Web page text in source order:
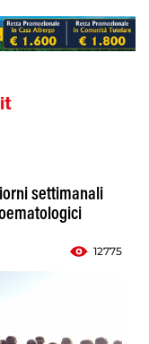
settimanali
12775